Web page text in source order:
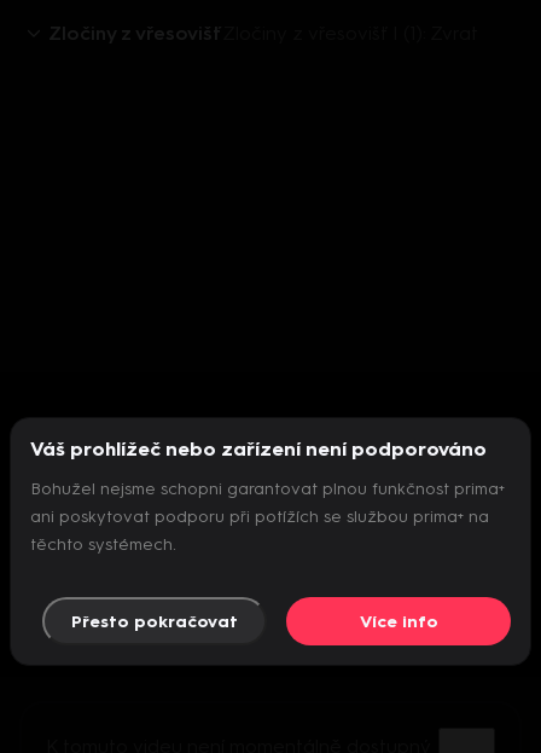
Zločiny z vřesovišť
Nepodařilo se inicializovat přehrávač
Váš prohlížeč nebo zařízení není podporováno
Bohužel nejsme schopni garantovat plnou funkčnost prima+
ani poskytovat podporu při potížích se službou prima+ na
těchto systémech.
Přesto pokračovat Více info